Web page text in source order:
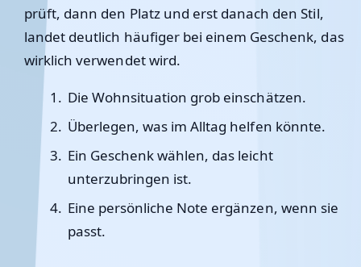
prüft, dann den Platz und erst danach den Stil,
landet deutlich häufiger bei einem Geschenk, das
wirklich verwendet wird.
Die Wohnsituation grob einschätzen.
Überlegen, was im Alltag helfen könnte.
Ein Geschenk wählen, das leicht
unterzubringen ist.
Eine persönliche Note ergänzen, wenn sie
passt.